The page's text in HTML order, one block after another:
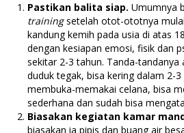
Pastikan balita siap. Umumnya
trainingsetelah otot-ototnya
kandung kemih pada usia di atas
dengan kesiapan emosi, fisik dan
sekitar 2-3 tahun. Tanda-tandanya
duduk tegak, bisa kering dalam 2-
membuka-memakai celana, bisa
sederhana dan sudah bisa
Biasakan kegiatan kamar
biasakan ia pipis dan buang air